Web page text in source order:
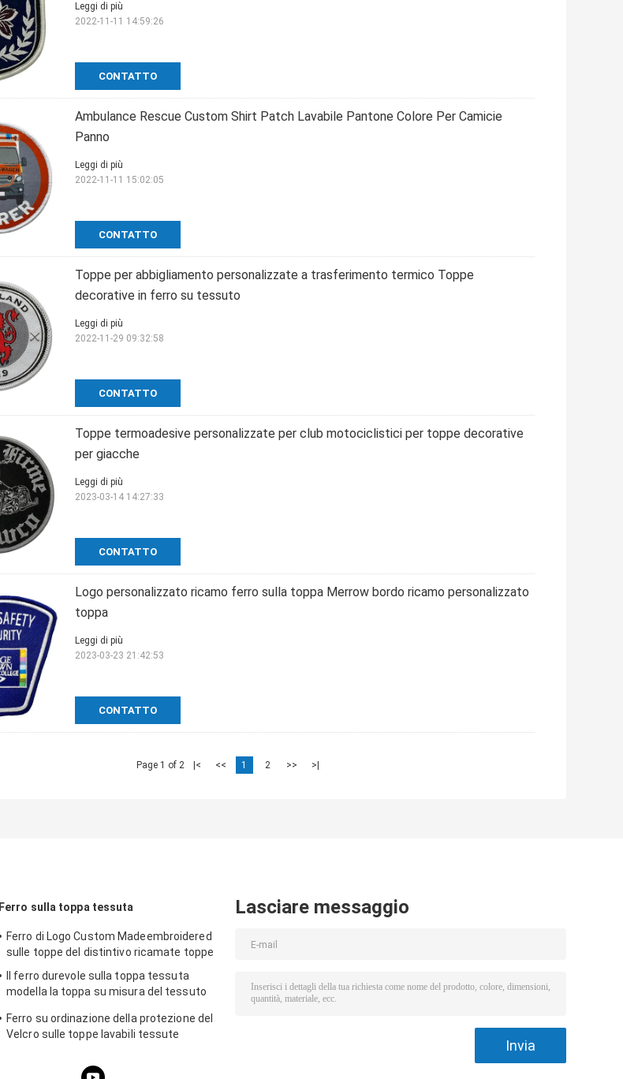
CONTATTO
Leggi di più
2022-11-11 14:59:26
Ambulance Rescue Custom Shirt Patch Lavabile Pantone Colore Per Camicie
Panno
CONTATTO
Leggi di più
2022-11-11 15:02:05
Toppe per abbigliamento personalizzate a trasferimento termico Toppe
decorative in ferro su tessuto
CONTATTO
Leggi di più
2022-11-29 09:32:58
Toppe termoadesive personalizzate per club motociclistici per toppe decorative
per giacche
CONTATTO
Leggi di più
2023-03-14 14:27:33
Logo personalizzato ricamo ferro sulla toppa Merrow bordo ricamo personalizzato
toppa
CONTATTO
Leggi di più
2023-03-23 21:42:53
Page 1 of 2 |< << 1 2 >> >|
Ferro sulla toppa tessuta
Ferro di Logo Custom Madeembroidered
sulle toppe del distintivo ricamate toppe
Il ferro durevole sulla toppa tessuta
modella la toppa su misura del tessuto
Ferro su ordinazione della protezione del
Velcro sulle toppe lavabili tessute
dell'abbigliamento
Lasciare messaggio